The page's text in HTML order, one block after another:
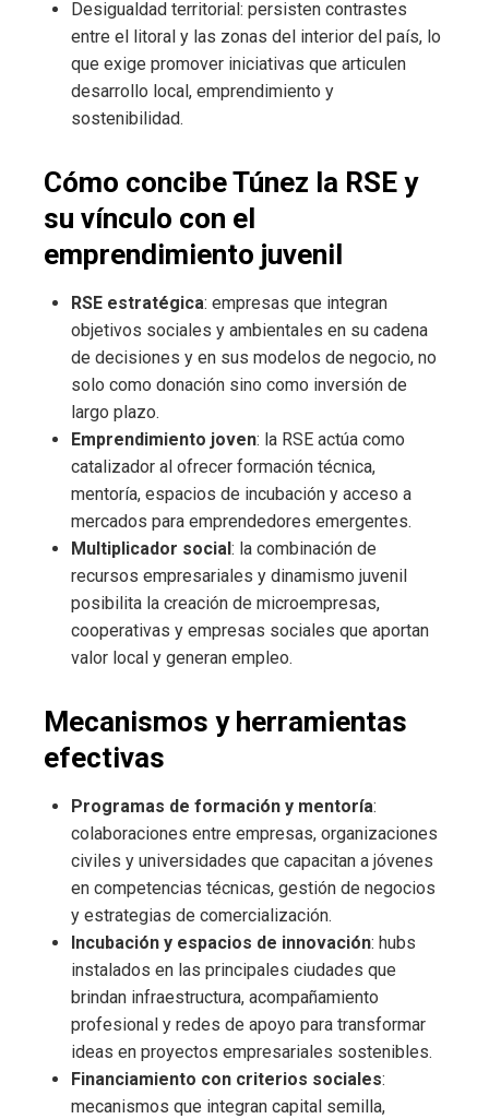
Desigualdad territorial: persisten contrastes
entre el litoral y las zonas del interior del país, lo
que exige promover iniciativas que articulen
desarrollo local, emprendimiento y
sostenibilidad.
Cómo concibe Túnez la RSE y
su vínculo con el
emprendimiento juvenil
RSE estratégica: empresas que integran
objetivos sociales y ambientales en su cadena
de decisiones y en sus modelos de negocio, no
solo como donación sino como inversión de
largo plazo.
Emprendimiento joven: la RSE actúa como
catalizador al ofrecer formación técnica,
mentoría, espacios de incubación y acceso a
mercados para emprendedores emergentes.
Multiplicador social: la combinación de
recursos empresariales y dinamismo juvenil
posibilita la creación de microempresas,
cooperativas y empresas sociales que aportan
valor local y generan empleo.
Mecanismos y herramientas
efectivas
Programas de formación y mentoría:
colaboraciones entre empresas, organizaciones
civiles y universidades que capacitan a jóvenes
en competencias técnicas, gestión de negocios
y estrategias de comercialización.
Incubación y espacios de innovación: hubs
instalados en las principales ciudades que
brindan infraestructura, acompañamiento
profesional y redes de apoyo para transformar
ideas en proyectos empresariales sostenibles.
Financiamiento con criterios sociales:
mecanismos que integran capital semilla,